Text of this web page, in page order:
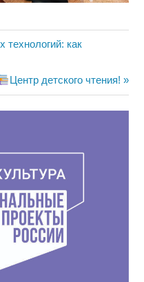
технологий: как
Центр детского чтения!